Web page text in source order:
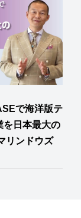
で海洋版テ
を日本最大の
リンドウズ